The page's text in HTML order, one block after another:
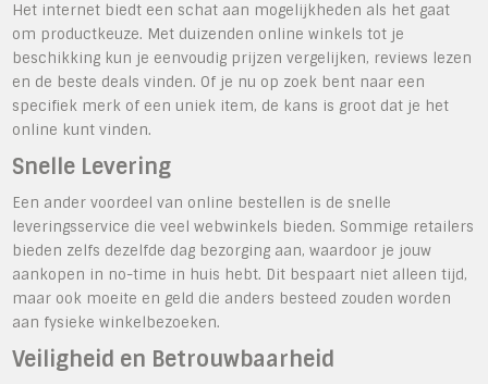
Het internet biedt een schat aan mogelijkheden als het gaat
om productkeuze. Met duizenden online winkels tot je
beschikking kun je eenvoudig prijzen vergelijken, reviews lezen
en de beste deals vinden. Of je nu op zoek bent naar een
specifiek merk of een uniek item, de kans is groot dat je het
online kunt vinden.
Snelle Levering
Een ander voordeel van online bestellen is de snelle
leveringsservice die veel webwinkels bieden. Sommige retailers
bieden zelfs dezelfde dag bezorging aan, waardoor je jouw
aankopen in no-time in huis hebt. Dit bespaart niet alleen tijd,
maar ook moeite en geld die anders besteed zouden worden
aan fysieke winkelbezoeken.
Veiligheid en Betrouwbaarheid